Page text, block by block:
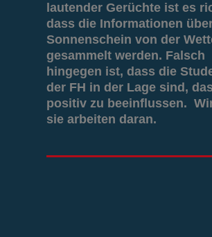
lautender Gerüchte ist es
dass die Informationen
Sonnenschein von der
gesammelt werden. Falsch
hingegen ist, dass die
der FH in der Lage sind,
positiv zu beeinflussen.
sie arbeiten daran.